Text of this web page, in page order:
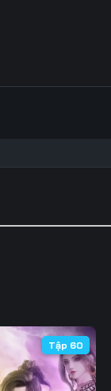
Tập 60